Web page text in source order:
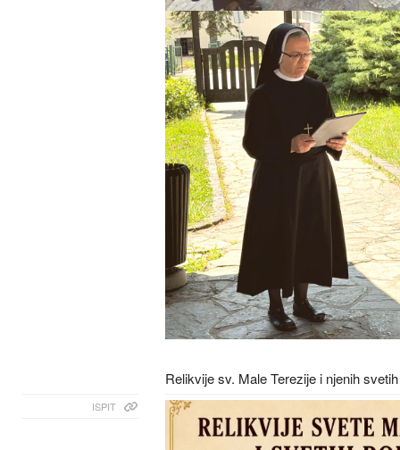
Relikvije sv. Male Terezije i njenih
ISPIT